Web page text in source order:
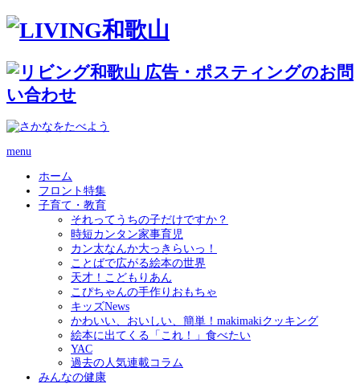
menu
ホーム
フロント特集
子育て・教育
それってうちの子だけですか？
時短カンタン家事育児
カン太なんか大っきらいっ！
ことばで広がる絵本の世界
天才！こどもりあん
こぴちゃんの手作りおもちゃ
キッズNews
かわいい、おいしい、簡単！makimakiクッキング
絵本に出てくる「これ！」食べたい
YAC
過去の人気連載コラム
みんなの健康